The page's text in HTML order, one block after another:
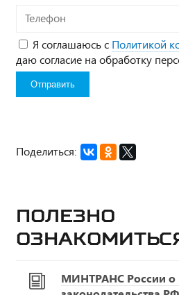
Телефон
Я соглашаюсь с Политикой
даю согласие на обработку
Поделиться:
Полезно
МИНТРАНС России о